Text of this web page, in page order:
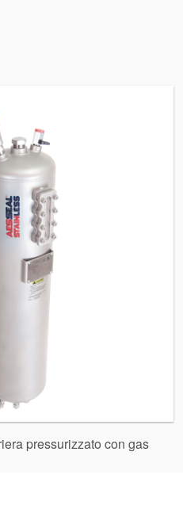
pressurizzato con gas